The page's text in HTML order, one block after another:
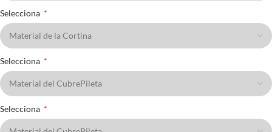
Selecciona
Selecciona
Selecciona